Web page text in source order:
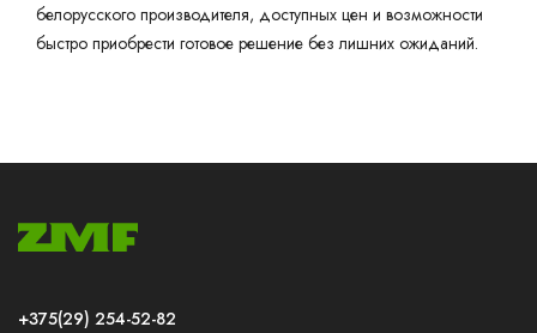
белорусского производителя, доступных цен и возможности
быстро приобрести готовое решение без лишних ожиданий.
+375(29) 254-52-82